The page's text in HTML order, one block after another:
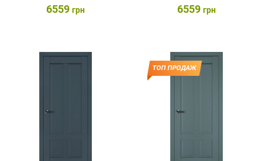
6559 грн 6559 грн
ТОП ПРОДАЖ